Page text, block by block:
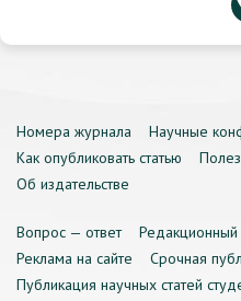
Номера журнала Научные
Как опубликовать статью
Об издательстве
Вопрос — ответ Редакционный
Реклама на сайте
Срочная
Публикация научных статей